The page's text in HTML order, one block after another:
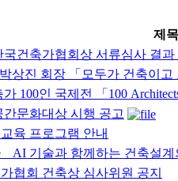
제목
국건축가협회상 서류심사 결과
상진 회장 「모두가 건축이
100인 국제전 「100
간문화대상 시행 공고
육 프로그램 안내
_ AI 기술과 함께하는 건축설
협회 건축상 심사위원 공지